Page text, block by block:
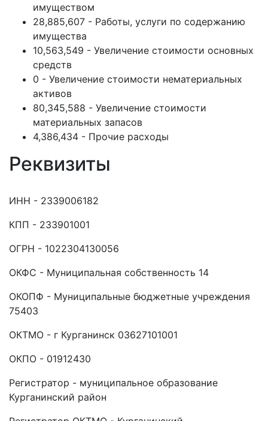
имуществом
28,885,607 - Работы, услуги по содержанию
имущества
10,563,549 - Увеличение стоимости основных
средств
0 - Увеличение стоимости нематериальных
активов
80,345,588 - Увеличение стоимости
материальных запасов
4,386,434 - Прочие расходы
Реквизиты
ИНН - 2339006182
КПП - 233901001
ОГРН - 1022304130056
ОКФС - Муниципальная собственность 14
ОКОПФ - Муниципальные бюджетные учреждения
75403
ОКТМО - г Курганинск 03627101001
ОКПО - 01912430
Регистратор - муниципальное образование
Курганинский район